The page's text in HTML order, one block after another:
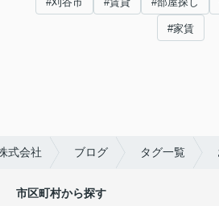
#家賃
式会社 ブログ タグ一覧
市区町村から探す